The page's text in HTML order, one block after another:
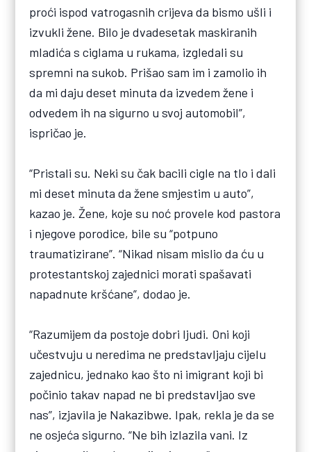
proći ispod vatrogasnih crijeva da bismo ušli i
izvukli žene. Bilo je dvadesetak maskiranih
mladića s ciglama u rukama, izgledali su
spremni na sukob. Prišao sam im i zamolio ih
da mi daju deset minuta da izvedem žene i
odvedem ih na sigurno u svoj automobil”,
ispričao je.
“Pristali su. Neki su čak bacili cigle na tlo i dali
mi deset minuta da žene smjestim u auto”,
kazao je. Žene, koje su noć provele kod pastora
i njegove porodice, bile su “potpuno
traumatizirane”. “Nikad nisam mislio da ću u
protestantskoj zajednici morati spašavati
napadnute kršćane”, dodao je.
“Razumijem da postoje dobri ljudi. Oni koji
učestvuju u neredima ne predstavljaju cijelu
zajednicu, jednako kao što ni imigrant koji bi
počinio takav napad ne bi predstavljao sve
nas”, izjavila je Nakazibwe. Ipak, rekla je da se
ne osjeća sigurno. “Ne bih izlazila vani. Iz